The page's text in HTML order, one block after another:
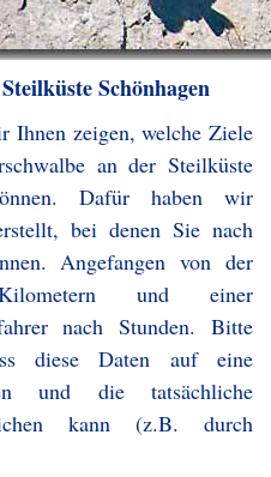
Schönhagen
Ihnen zeigen, welche Ziele
an der Steilküste
Dafür haben wir
bei denen Sie nach
Angefangen von der
und einer
nach Stunden. Bitte
diese Daten auf eine
und die tatsächliche
kann (z.B. durch